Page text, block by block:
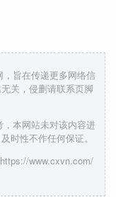
旨在传递更多网络信
关，侵删请联系页脚
本网站未对该内容进
时性不作任何保证。
www.cxvn.com/